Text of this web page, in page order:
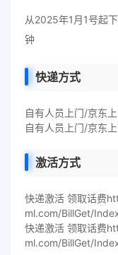
从2025年1月1号起
钟
快递方式
自有人员上门/京东
自有人员上门/京东
激活方式
快递激活 领取话费
ml.com/BillGet/
快递激活 领取话费
ml.com/BillGet/